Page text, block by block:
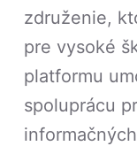
združenie,
pre vysoké
platformu
spoluprácu